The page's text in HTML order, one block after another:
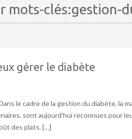
mots-clés:gestion-
gérer le diabète
le cadre de la gestion du diabète, la
sont aujourd’hui reconnues pour
des plats. […]